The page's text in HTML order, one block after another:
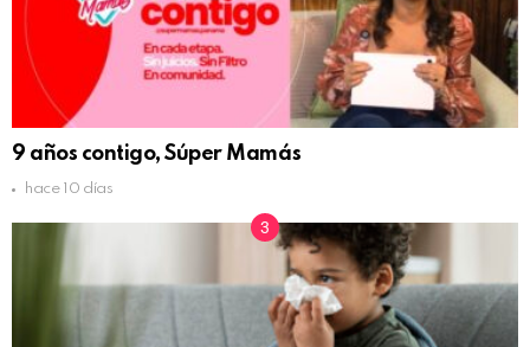
9 años contigo, Súper Mamás
hace 10 días